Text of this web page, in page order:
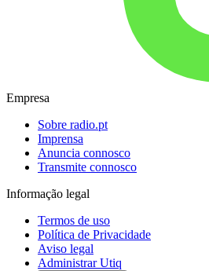
Empresa
Sobre radio.pt
Imprensa
Anuncia connosco
Transmite connosco
Informação legal
Termos de uso
Política de Privacidade
Aviso legal
Administrar Utiq